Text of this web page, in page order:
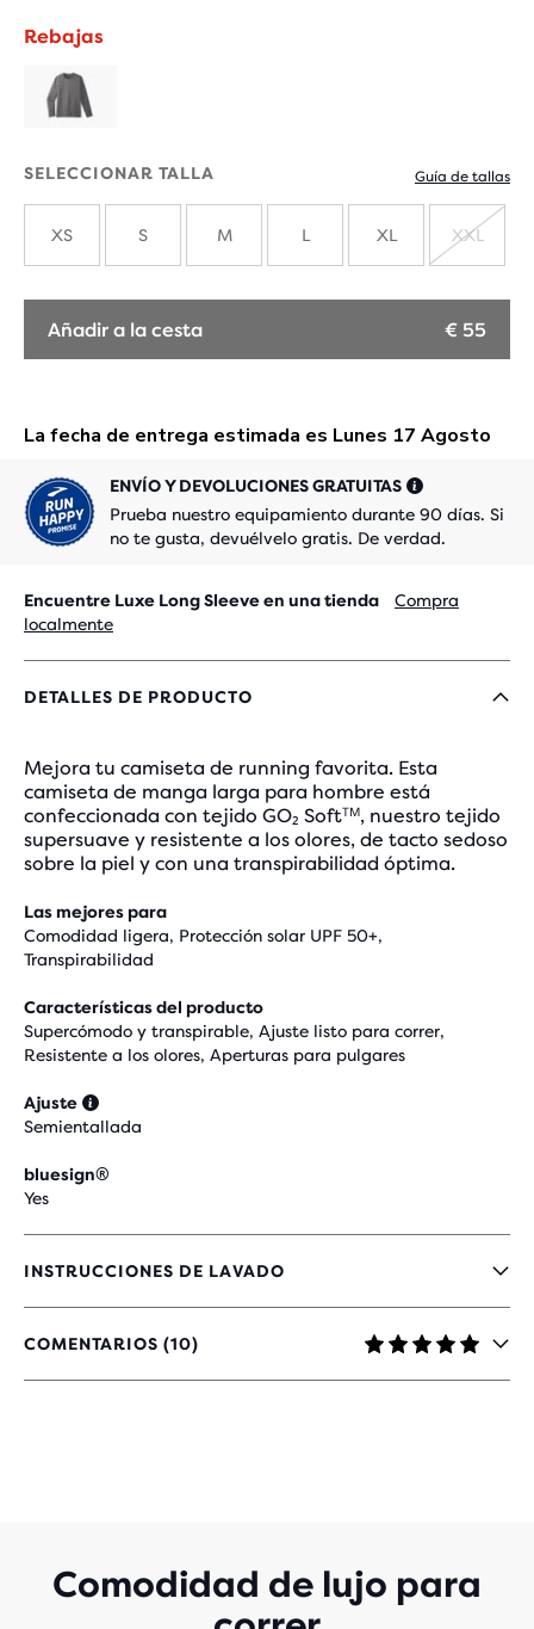
Rebajas
SELECCIONAR TALLA Guía de tallas
XS S M L XL XXL
Añadir a la cesta € 55
ENVÍO Y DEVOLUCIONES GRATUITAS
Prueba nuestro equipamiento durante 90 días. Si
no te gusta, devuélvelo gratis. De verdad.
Encuentre Luxe Long Sleeve en una tienda
Compra
localmente
DETALLES DE PRODUCTO
Mejora tu camiseta de running favorita. Esta
camiseta de manga larga para hombre está
confeccionada con tejido GO₂ Softᵀᴹ, nuestro tejido
supersuave y resistente a los olores, de tacto sedoso
sobre la piel y con una transpirabilidad óptima.
Las mejores para
Comodidad ligera, Protección solar UPF 50+,
Transpirabilidad
Características del producto
Supercómodo y transpirable, Ajuste listo para correr,
Resistente a los olores, Aperturas para pulgares
Ajuste
Semientallada
bluesign®
Yes
INSTRUCCIONES DE LAVADO
COMENTARIOS (10)
5
DE
Comodidad de lujo para